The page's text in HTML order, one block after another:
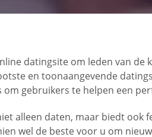
datingsite om leden van
en toonaangevende
om gebruikers te helpen een
alleen daten, maar biedt ook
wel de beste voor u om